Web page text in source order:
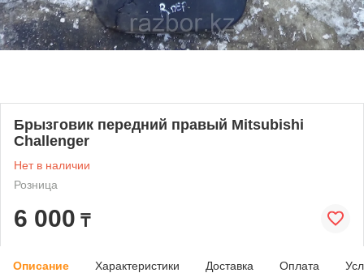
Брызговик передний правый Mitsubishi
Challenger
Нет в наличии
Розница
6 000 ₸
Описание Характеристики Доставка Оплата